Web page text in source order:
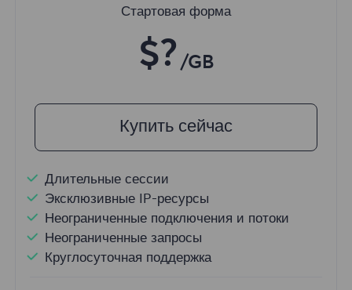
Стартовая форма
$? /GB
Купить сейчас
Длительные сессии
Эксклюзивные IP-ресурсы
Неограниченные подключения и потоки
Неограниченные запросы
Круглосуточная поддержка